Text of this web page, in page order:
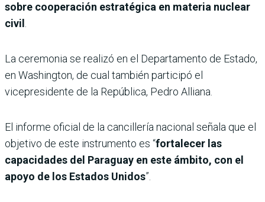
sobre cooperación estratégica en materia nuclear
civil .
La ceremonia se realizó en el Departamento de Estado,
en Washington, de cual también participó el
vicepresidente de la República, Pedro Alliana.
El informe oficial de la cancillería nacional señala que el
objetivo de este instrumento es “fortalecer las
capacidades del Paraguay en este ámbito, con el
apoyo de los Estados Unidos”.